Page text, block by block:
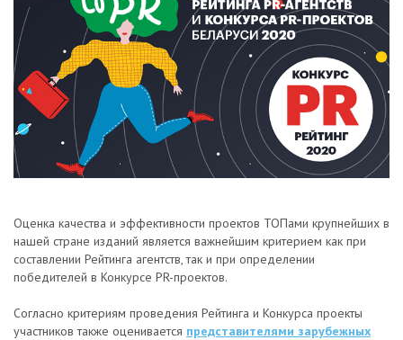
Оценка качества и эффективности проектов ТОПами крупнейших в
нашей стране изданий является важнейшим критерием как при
составлении Рейтинга агентств, так и при определении
победителей в Конкурсе PR-проектов.
Согласно критериям проведения Рейтинга и Конкурса проекты
участников также оценивается представителями зарубежных